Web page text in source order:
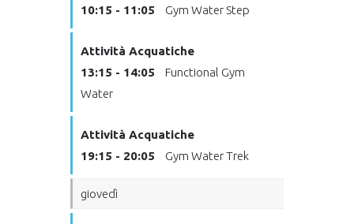
10:15 - 11:05
Gym Water Step
Attività Acquatiche
13:15 - 14:05
Functional Gym
Water
Attività Acquatiche
19:15 - 20:05
Gym Water Trek
giovedì